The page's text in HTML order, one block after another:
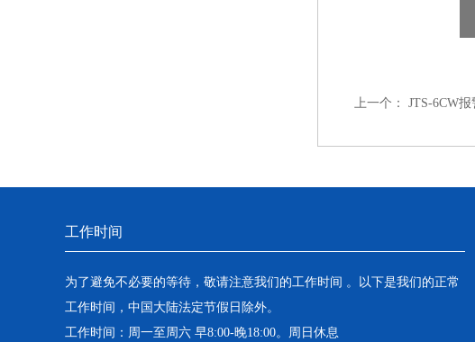
上一个： JTS-6CW
工作时间
为了避免不必要的等待，敬请注意我们的工作时间 。以下是我们的正常
工作时间，中国大陆法定节假日除外。
工作时间：周一至周六 早8:00-晚18:00。周日休息